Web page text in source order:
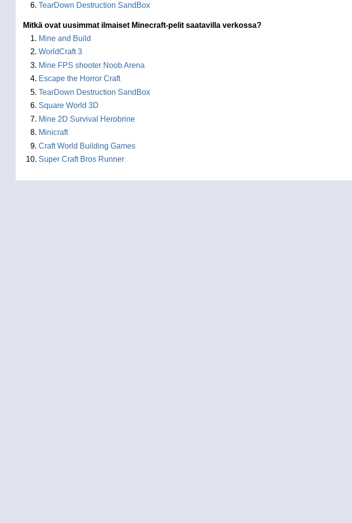
TearDown Destruction SandBox
Mitkä ovat uusimmat ilmaiset Minecraft-pelit saatavilla verkossa?
Mine and Build
WorldCraft 3
Mine FPS shooter Noob Arena
Escape the Horror Craft
TearDown Destruction SandBox
Square World 3D
Mine 2D Survival Herobrine
Minicraft
Craft World Building Games
Super Craft Bros Runner